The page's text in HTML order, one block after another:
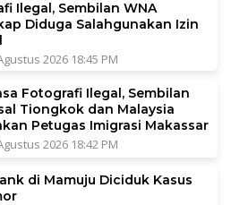
Ilegal, Sembilan WNA
Diduga Salahgunakan Izin
2026 18:45 PM
Fotografi Ilegal, Sembilan
Tiongkok dan Malaysia
Petugas Imigrasi Makassar
2026 18:42 PM
di Mamuju Diciduk Kasus